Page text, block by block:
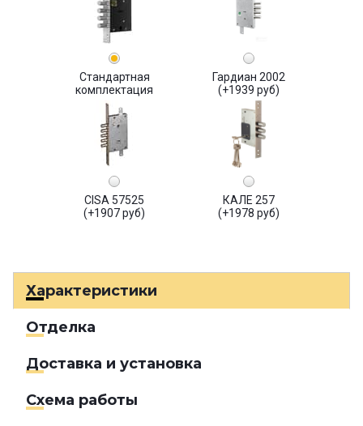
Стандартная
комплектация
Гардиан 2002
(+1939 руб)
CISA 57525
(+1907 руб)
КАЛЕ 257
(+1978 руб)
Характеристики
Отделка
Доставка и установка
Схема работы